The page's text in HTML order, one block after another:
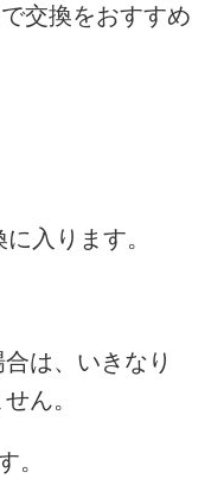
交換をおすすめ
入ります。
は、いきなり
ん。
。